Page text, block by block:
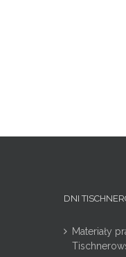
DNI
Materiały